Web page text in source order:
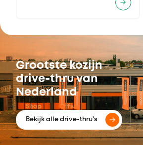
Grootste kozijn
drive-thru van
Nederland
Bekijk alle drive-thru's